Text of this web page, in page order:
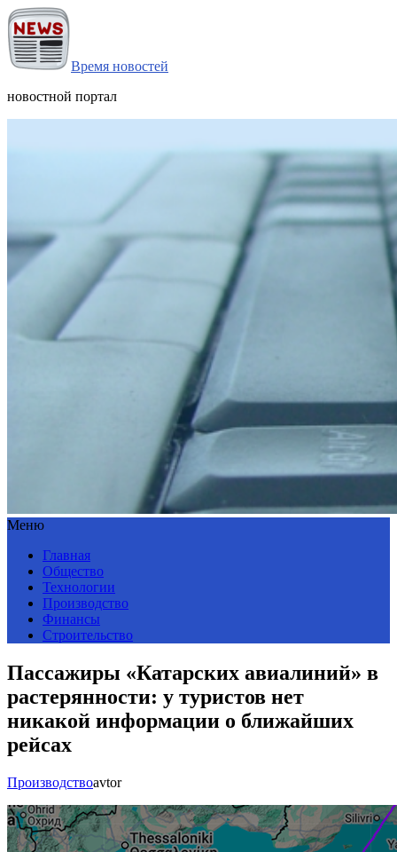
Время новостей
новостной портал
Меню
Главная
Общество
Технологии
Производство
Финансы
Строительство
Пассажиры «Катарских авиалиний» в
растерянности: у туристов нет
никакой информации о ближайших
рейсах
Производствоavtor